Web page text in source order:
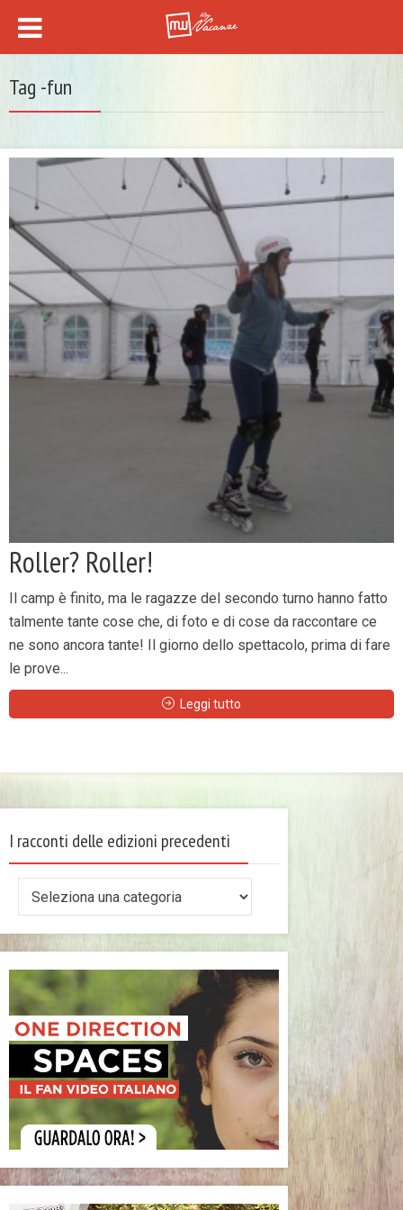
Tag -fun
Roller? Roller!
Il camp è finito, ma le ragazze del secondo turno hanno fatto
talmente tante cose che, di foto e di cose da raccontare ce
ne sono ancora tante! Il giorno dello spettacolo, prima di fare
le prove...
Leggi tutto
I racconti delle edizioni precedenti
delle
edizioni
precedenti